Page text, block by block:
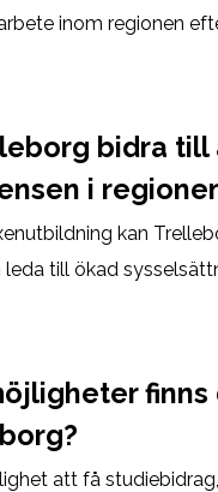
inom regionen
bidra till
i
kan
leda till ökad
att få